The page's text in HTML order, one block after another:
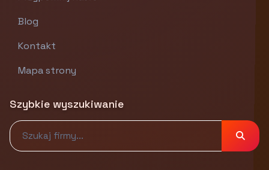
Blog
Kontakt
Mapa strony
Szybkie wyszukiwanie